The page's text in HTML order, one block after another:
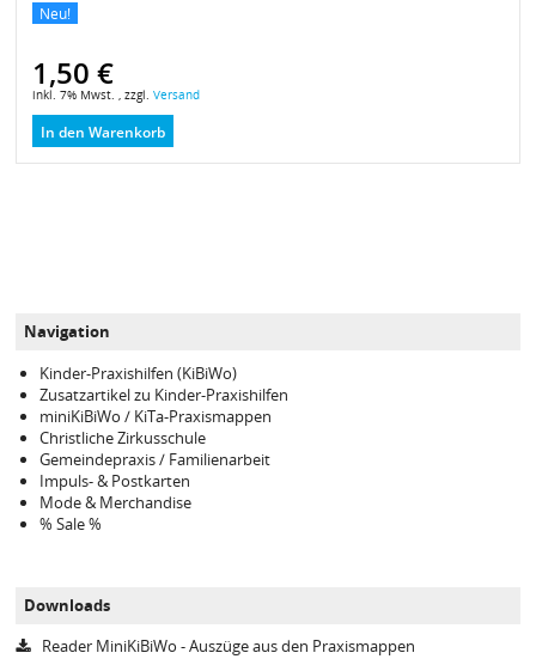
Neu!
1,50 €
inkl. 7% Mwst. , zzgl. Versand
In den Warenkorb
Navigation
Kinder-Praxishilfen (KiBiWo)
Zusatzartikel zu Kinder-Praxishilfen
miniKiBiWo / KiTa-Praxismappen
Christliche Zirkusschule
Gemeindepraxis / Familienarbeit
Impuls- & Postkarten
Mode & Merchandise
% Sale %
Downloads
Reader MiniKiBiWo - Auszüge aus den Praxismappen